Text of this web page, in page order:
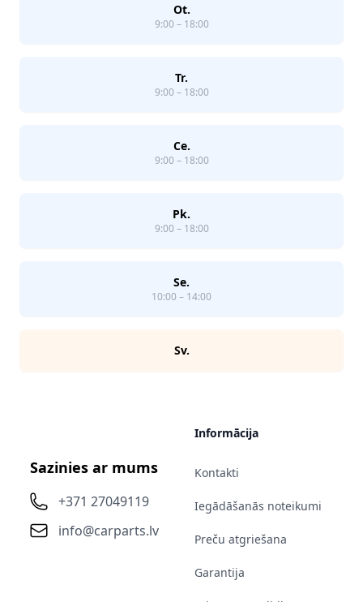
Ot.
9:00 – 18:00
Tr.
9:00 – 18:00
Ce.
9:00 – 18:00
Pk.
9:00 – 18:00
Se.
10:00 – 14:00
Sv.
Sazinies ar mums
+371 27049119
info@carparts.lv
Informācija
Kontakti
Iegādāšanās noteikumi
Preču atgriešana
Garantija